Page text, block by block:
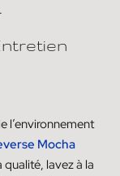
l’environnement
Mocha
qualité, lavez à la